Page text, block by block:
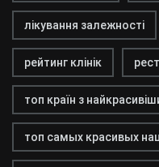
лікування залежності
рейтинг клінік
топ країн з
топ самых красивых